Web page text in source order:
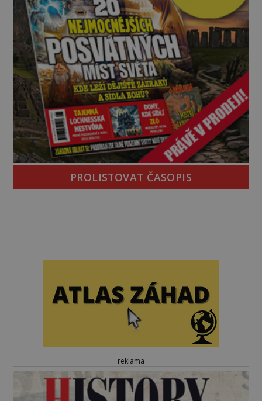
PROLISTOVAT ČASOPIS
reklama